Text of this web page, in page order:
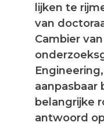
lijken te
van
Cambier
aanpasbaar
belangrijke
antwoord